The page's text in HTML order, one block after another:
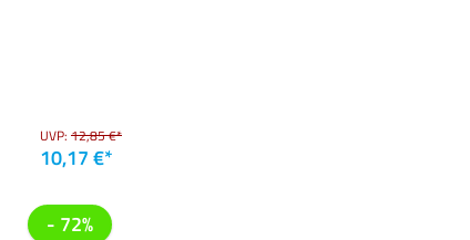
UVP: 12,85 €*
10,17 €*
- 72%